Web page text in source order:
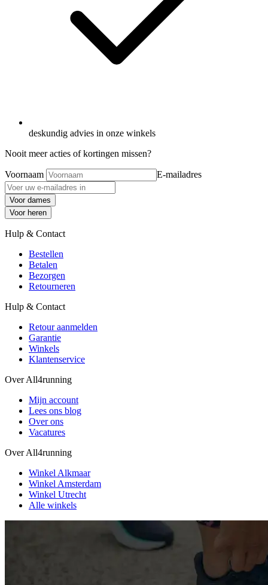
deskundig advies in onze winkels
Nooit meer acties of kortingen missen?
Voornaam E-mailadres
Voor dames
Voor heren
Hulp & Contact
Bestellen
Betalen
Bezorgen
Retourneren
Hulp & Contact
Retour aanmelden
Garantie
Winkels
Klantenservice
Over All4running
Mijn account
Lees ons blog
Over ons
Vacatures
Over All4running
Winkel Alkmaar
Winkel Amsterdam
Winkel Utrecht
Alle winkels